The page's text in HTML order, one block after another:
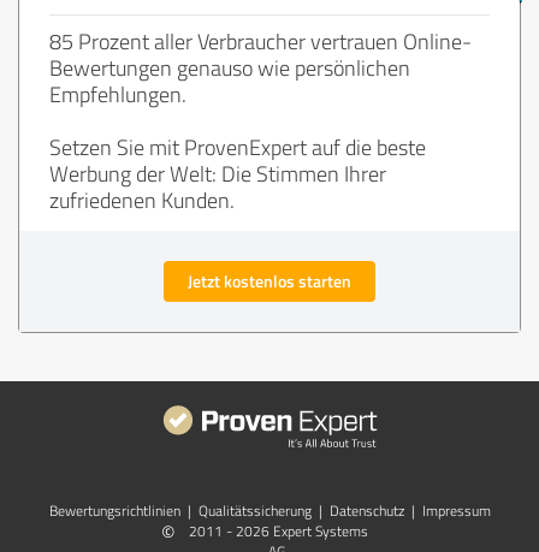
85 Prozent aller Verbraucher vertrauen Online-
Bewertungen genauso wie persönlichen
Empfehlungen.
Setzen Sie mit ProvenExpert auf die beste
Werbung der Welt: Die Stimmen Ihrer
zufriedenen Kunden.
Jetzt kostenlos starten
Bewertungs­richtlinien | Qualitätssicherung | Datenschutz | Impressum
©
2011 - 2026 Expert Systems